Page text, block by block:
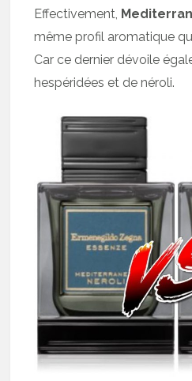
Effectivement,
même profil aromatique
Car ce dernier dévoile
hespéridées et de néroli.